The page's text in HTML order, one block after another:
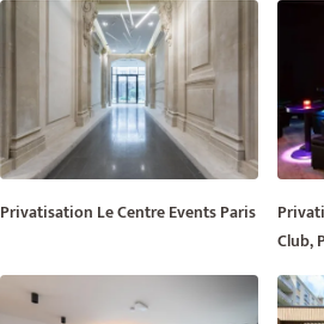
Privatisation Le Centre Events Paris
Club,